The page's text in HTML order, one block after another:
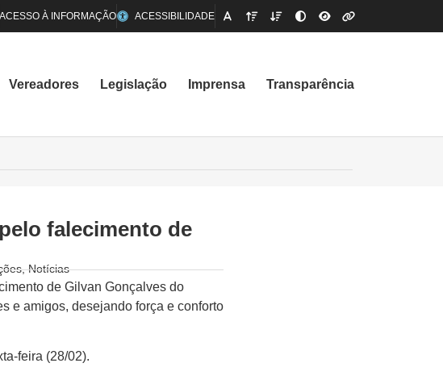
ACESSO À INFORMAÇÃO ACESSIBILIDADE
Vereadores Legislação Imprensa Transparência
falecimento de
,Notícias
de Gilvan Gonçalves do
e amigos, desejando força e conforto
feira (28/02).